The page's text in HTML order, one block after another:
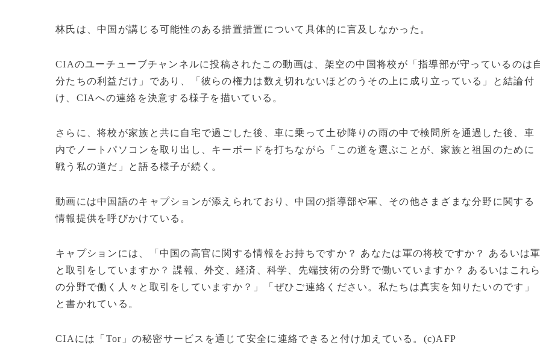
林氏は、中国が講じる可能性のある措置措置について具体的に言及しなかった。
CIAのユーチューブチャンネルに投稿されたこの動画は、架空の中国将校が「指導部が守っているのは
分たちの利益だけ」であり、「彼らの権力は数え切れないほどのうその上に成り立っている」と結論付
け、CIAへの連絡を決意する様子を描いている。
さらに、将校が家族と共に自宅で過ごした後、車に乗って土砂降りの雨の中で検問所を通過した後、車
内でノートパソコンを取り出し、キーボードを打ちながら「この道を選ぶことが、家族と祖国のために
戦う私の道だ」と語る様子が続く。
動画には中国語のキャプションが添えられており、中国の指導部や軍、その他さまざまな分野に関する
情報提供を呼びかけている。
キャプションには、「中国の高官に関する情報をお持ちですか？ あなたは軍の将校ですか？ あるいは
と取引をしていますか？ 諜報、外交、経済、科学、先端技術の分野で働いていますか？ あるいはこれ
の分野で働く人々と取引をしていますか？」「ぜひご連絡ください。私たちは真実を知りたいのです」
と書かれている。
CIAには「Tor」の秘密サービスを通じて安全に連絡できると付け加えている。(c)AFP